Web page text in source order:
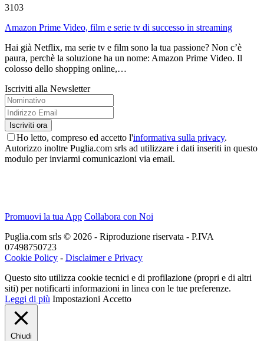
3103
Amazon Prime Video, film e serie tv di successo in streaming
Hai già Netflix, ma serie tv e film sono la tua passione? Non c’è
paura, perchè la soluzione ha un nome: Amazon Prime Video. Il
colosso dello shopping online,…
Iscriviti alla Newsletter
Ho letto, compreso ed accetto l'informativa sulla privacy.
Autorizzo inoltre Puglia.com srls ad utilizzare i dati inseriti in questo
modulo per inviarmi comunicazioni via email.
Promuovi la tua App Collabora con Noi
Puglia.com srls © 2026 - Riproduzione riservata - P.IVA
07498750723
Cookie Policy - Disclaimer e Privacy
Questo sito utilizza cookie tecnici e di profilazione (propri e di altri
siti) per notificarti informazioni in linea con le tue preferenze.
Leggi di più Impostazioni Accetto
Chiudi